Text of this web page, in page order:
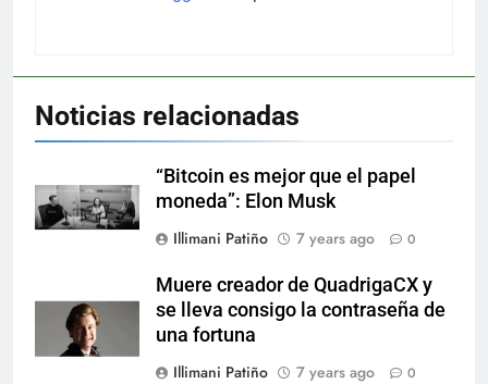
Noticias relacionadas
“Bitcoin es mejor que el papel
moneda”: Elon Musk
Illimani Patiño
7 years ago 0
Muere creador de QuadrigaCX y
se lleva consigo la contraseña de
una fortuna
Illimani Patiño
7 years ago 0